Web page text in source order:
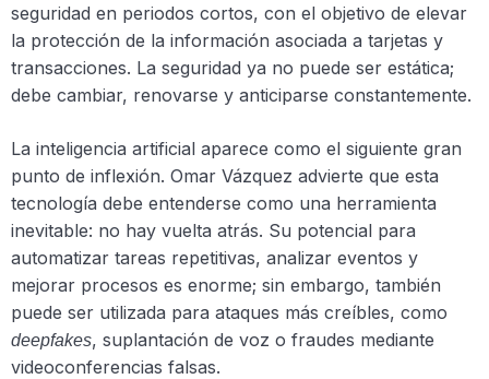
seguridad en periodos cortos, con el objetivo de elevar
la protección de la información asociada a tarjetas y
transacciones. La seguridad ya no puede ser estática;
debe cambiar, renovarse y anticiparse constantemente.
La inteligencia artificial aparece como el siguiente gran
punto de inflexión. Omar Vázquez advierte que esta
tecnología debe entenderse como una herramienta
inevitable: no hay vuelta atrás. Su potencial para
automatizar tareas repetitivas, analizar eventos y
mejorar procesos es enorme; sin embargo, también
puede ser utilizada para ataques más creíbles, como
deepfakes, suplantación de voz o fraudes mediante
videoconferencias falsas.